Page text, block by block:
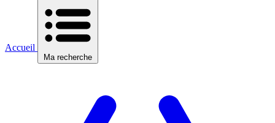
Accueil
Ma recherche